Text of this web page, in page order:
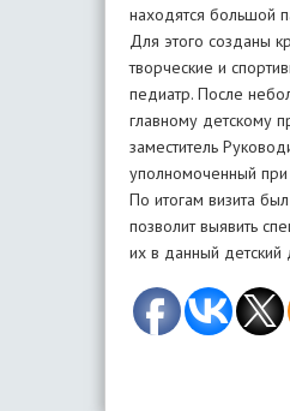
находятся большой
Для этого созданы
творческие и
педиатр. После
главному детскому
заместитель
уполномоченный при
По итогам визита
позволит выявить
их в данный